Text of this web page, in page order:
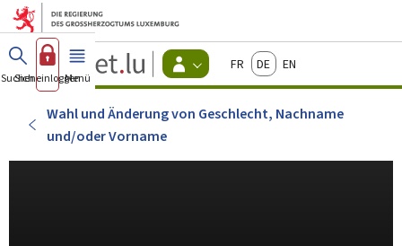
Zum Hauptmenü
Zum Inhalt
Guichet.lu
Changer
d'espace
Menu
actif
FrançaisDeutschEnglish
Suchen
Sich einloggen
Menü Haupt-
Wahl und Änderung von Geschlecht, Nachname
und/oder Vorname